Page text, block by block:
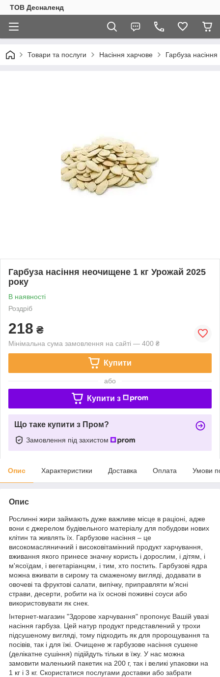
ТОВ Десналенд
Товари та послуги Насіння харчове Гарбуза
Гарбуза насіння неочищене 1 кг Урожай 2025
року
В наявності
Роздріб
218 ₴
Мінімальна сума замовлення на сайті — 400 ₴
Купити
або
Купити з
Що таке купити з Пром?
Замовлення під захистом
Опис Характеристики Доставка Оплата Умови
Опис
Рослинні жири займають дуже важливе місце в раціоні, адже
вони є джерелом будівельного матеріалу для побудови нових
клітин та живлять їх. Гарбузове насіння – це
високомасляничний і високовітамінний продукт харчування,
вживання якого принесе значну користь і дорослим, і дітям, і
м'ясоїдам, і вегетаріанцям, і тим, хто постить. Гарбузові ядра
можна вживати в сирому та смаженому вигляді, додавати в
овочеві та фруктові салати, випічку, приправляти м'ясні
страви, десерти, робити на їх основі поживні соуси або
використовувати як снек.
Інтернет-магазин "Здорове харчування" пропонує Вашій увазі
насіння гарбуза. Цей натур продукт представлений у трохи
підсушеному вигляді, тому підходить як для пророщування та
посівів, так і для їжі. Очищене ж гарбузове насіння сушене
(делікатне сушіння) підійдуть тільки в їжу. У нас можна
замовити маленький пакетик на 200 г, так і великі упаковки на
1 кг і 3 кг. Скористатися послугами доставки або забрати